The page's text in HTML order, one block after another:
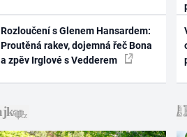
Rozloučení s Glenem Hansardem:
Proutěná rakev, dojemná řeč Bona
a zpěv Irglové s Vedderem